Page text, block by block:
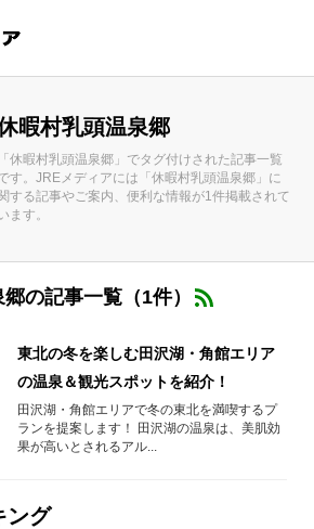
暇村乳頭温泉郷
「休暇村乳頭温泉郷」でタグ付けされた記事一覧
す。JREメディアには「休暇村乳頭温泉郷」に
する記事やご案内、便利な情報が1件掲載されて
ます。
の記事一覧（1件）
東北の冬を楽しむ田沢湖・角館エリア
の温泉＆観光スポットを紹介！
田沢湖・角館エリアで冬の東北を満喫するプ
ランを提案します！ 田沢湖の温泉は、美肌効
果が高いとされるアル...
ング